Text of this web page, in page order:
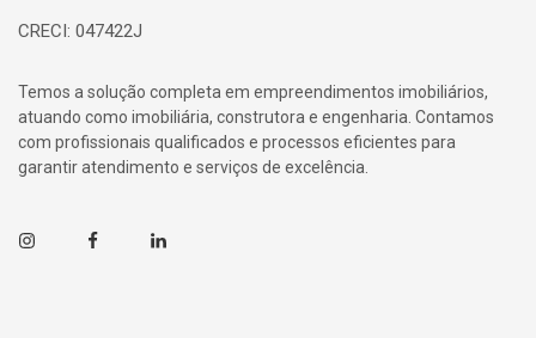
CRECI: 047422J
Temos a solução completa em empreendimentos imobiliários,
atuando como imobiliária, construtora e engenharia. Contamos
com profissionais qualificados e processos eficientes para
garantir atendimento e serviços de excelência.
InstagramFacebookLinkedin